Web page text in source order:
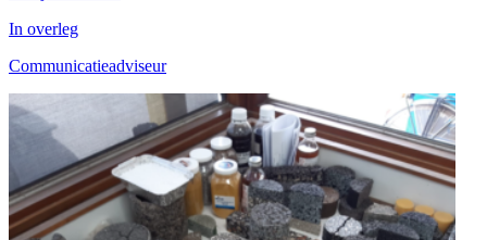
In overleg
Communicatieadviseur